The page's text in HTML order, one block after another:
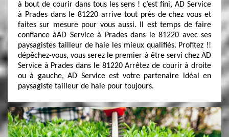
à bout de courir dans tous les sens ! ç’est fini, AD Service
à Prades dans le 81220 arrive tout près de chez vous et
faites sur mesure pour vous aussi. Il est temps de faire
confiance àAD Service à Prades dans le 81220 avec ses
paysagistes tailleur de haie les mieux qualifiés. Profitez !!
dépêchez-vous, vous serez le premier à être servi chez AD
Service à Prades dans le 81220 Arrêtez de courir à droite
ou à gauche, AD Service est votre partenaire idéal en
paysagiste tailleur de haie pour toujours.